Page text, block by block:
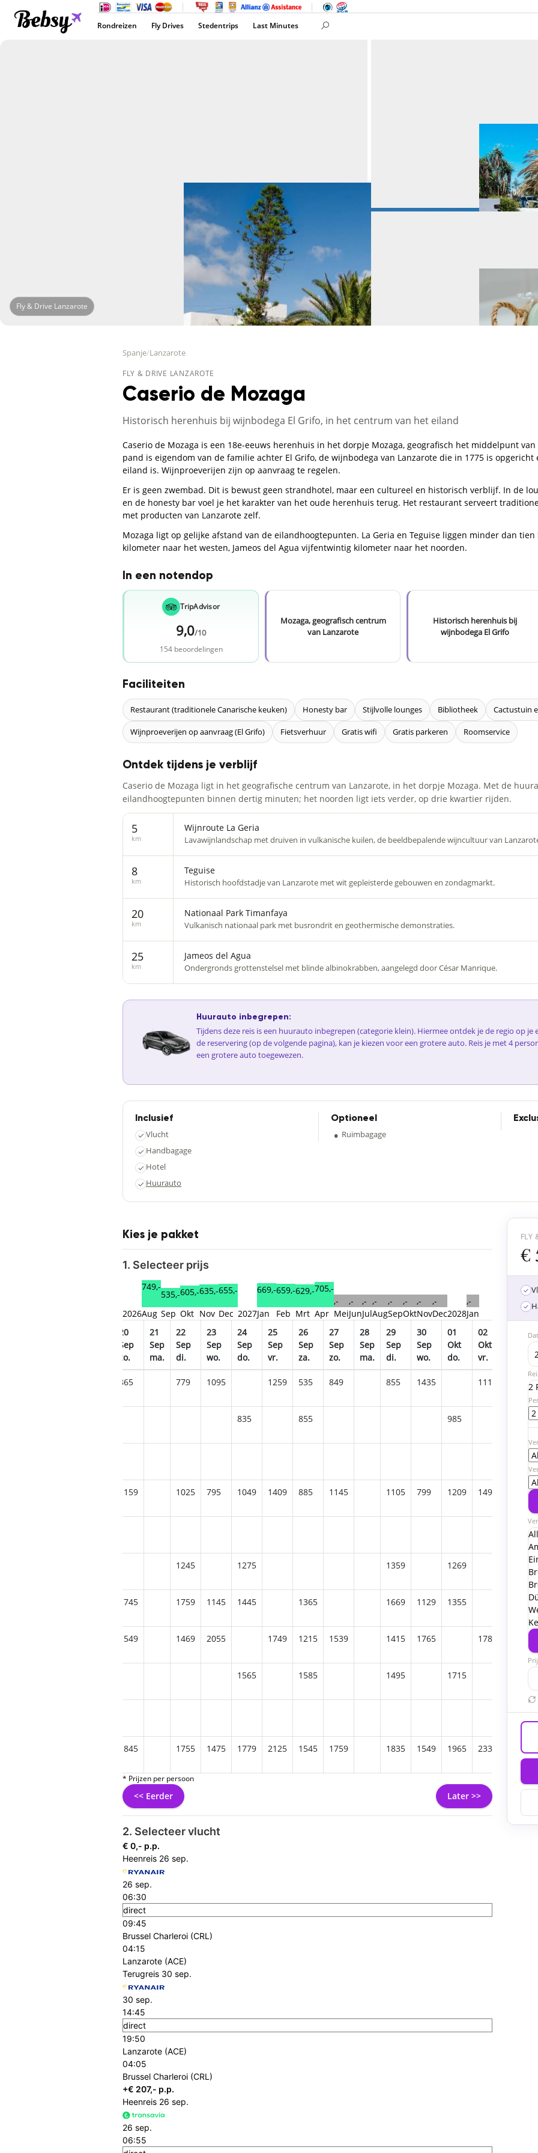
Rondreizen Fly Drives Stedentrips Last Minutes
Fly & Drive Lanzarote
Spanje/Lanzarote
FLY & DRIVE LANZAROTE
Caserio de Mozaga
Historisch herenhuis bij wijnbodega El Grifo, in het centrum van het eiland
Caserio de Mozaga is een 18e-eeuws herenhuis in het dorpje Mozaga, geografisch het middelpunt
pand is eigendom van de familie achter El Grifo, de wijnbodega van Lanzarote die in 1775 is
eiland is. Wijnproeverijen zijn op aanvraag te regelen.
Er is geen zwembad. Dit is bewust geen strandhotel, maar een cultureel en historisch verblijf. In de
en de honesty bar voel je het karakter van het oude herenhuis terug. Het restaurant serveert
met producten van Lanzarote zelf.
Mozaga ligt op gelijke afstand van de eilandhoogtepunten. La Geria en Teguise liggen minder dan
kilometer naar het westen, Jameos del Agua vijfentwintig kilometer naar het noorden.
In een notendop
TripAdvisor
9,0/10
154 beoordelingen
Mozaga, geografisch centrum
van Lanzarote
Historisch herenhuis bij
wijnbodega El Grifo
Faciliteiten
Restaurant (traditionele Canarische keuken) Honesty bar Stijlvolle lounges Bibliotheek Cactustuin
Wijnproeverijen op aanvraag (El Grifo) Fietsverhuur Gratis wifi Gratis parkeren Roomservice
Ontdek tijdens je verblijf
Caserio de Mozaga ligt in het geografische centrum van Lanzarote, in het dorpje Mozaga. Met de
eilandhoogtepunten binnen dertig minuten; het noorden ligt iets verder, op drie kwartier rijden.
5
km
Wijnroute La Geria
Lavawijnlandschap met druiven in vulkanische kuilen, de beeldbepalende wijncultuur van
8
km
Teguise
Historisch hoofdstadje van Lanzarote met wit gepleisterde gebouwen en zondagmarkt.
20
km
Nationaal Park Timanfaya
Vulkanisch nationaal park met busrondrit en geothermische demonstraties.
25
km
Jameos del Agua
Ondergronds grottenstelsel met blinde albinokrabben, aangelegd door César Manrique.
Huurauto inbegrepen:
Tijdens deze reis is een huurauto inbegrepen (categorie klein). Hiermee ontdek je de regio op
de reservering (op de volgende pagina), kan je kiezen voor een grotere auto. Reis je met 4
een grotere auto toegewezen.
Inclusief
✓Vlucht
✓ Handbagage
✓ Hotel
✓ Huurauto
Optioneel
• Ruimbagage
FLY
€
2
Kies je pakket
1. Selecteer prijs
2026
749,-
Aug
535,-
Sep
605,-
Okt
635,-
Nov
655,-
Dec 2027
669,-
Jan
659,-
Feb
629,-
Mrt
705,-
Apr
,-
Mei
,-
Jun
,-
Jul
,-
Aug
,-
Sep
,-
Okt
,-
Nov
,-
Dec2028
,-
Jan
20
Sep
zo.
21
Sep
ma.
22
Sep
di.
23
Sep
wo.
24
Sep
do.
25
Sep
vr.
26
Sep
za.
27
Sep
zo.
28
Sep
ma.
29
Sep
di.
30
Sep
wo.
01
Okt
do.
02
Okt
vr.
865 779 1095 1259 535 849 855 1435 1115
835 855 985
1159 1025 795 1049 1409 885 1145 1105 799 1209 1495
1245 1275 1359 1269
1745 1759 1145 1445 1365 1669 1129 1355
1549 1469 2055 1749 1215 1539 1415 1765 1789
1565 1585 1495 1715
1845 1755 1475 1779 2125 1545 1759 1835 1549 1965 2339 1725
* Prijzen per persoon
<< Eerder Later >>
2. Selecteer vlucht
€ 0,- p.p.
Heenreis 26 sep.
26 sep.
06:30
direct
09:45
Brussel Charleroi (CRL)
04:15
Lanzarote (ACE)
Terugreis 30 sep.
30 sep.
14:45
direct
19:50
Lanzarote (ACE)
04:05
Brussel Charleroi (CRL)
+€ 207,- p.p.
Heenreis 26 sep.
26 sep.
06:55